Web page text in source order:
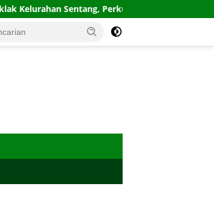
Perkuat UMKM Jelang Lomba UP2K Sumut